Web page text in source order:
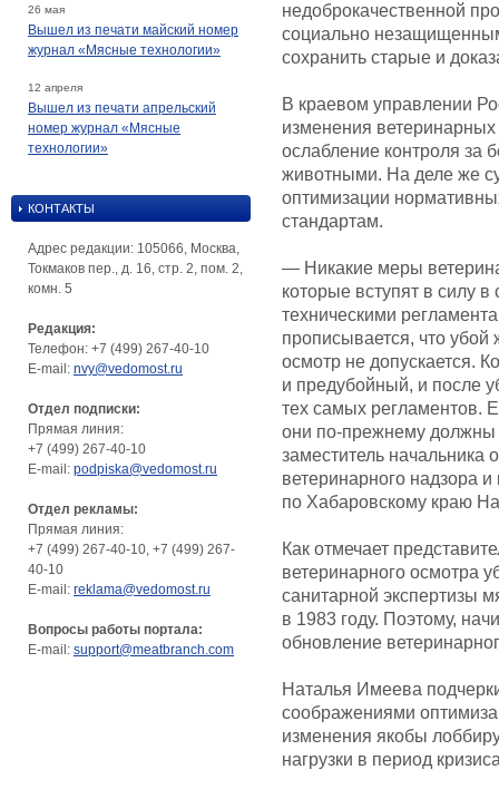
26 мая
Вышел из печати майский номер
журнал «Мясные технологии»
12 апреля
Вышел из печати апрельский
номер журнал «Мясные
технологии»
КОНТАКТЫ
Адрес редакции: 105066, Москва,
Токмаков пер., д. 16, стр. 2, пом. 2,
комн. 5
Редакция:
Телефон: +7 (499) 267-40-10
E-mail: nvy@vedomost.ru
Отдел подписки:
Прямая линия:
+7 (499) 267-40-10
E-mail: podpiska@vedomost.ru
Отдел рекламы:
Прямая линия:
+7 (499) 267-40-10, +7 (499) 267-
40-10
E-mail: reklama@vedomost.ru
Вопросы работы портала:
E-mail: support@meatbranch.com
недоброкачественной
социально
сохранить старые и
В краевом управлении
изменения
ослабление контроля за
животными. На деле же
оптимизации
стандартам.
— Никакие меры
которые вступят в силу в
техническими
прописывается, что
осмотр не допускается.
и предубойный, и после
тех самых регламентов.
они по-прежнему
заместитель начальника
ветеринарного надзора
по Хабаровскому краю
Как отмечает
ветеринарного осмотра
санитарной экспертизы
в 1983 году. Поэтому,
обновление
Наталья Имеева
соображениями
изменения якобы
нагрузки в период